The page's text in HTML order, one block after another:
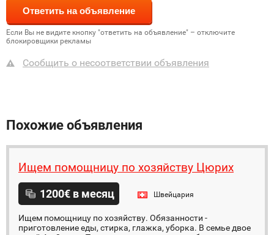
Если Вы не видите кнопку "ответить на объявление" – отключите
блокировщики рекламы
Сообщить о несоответствии объявления
Похожие объявления
Ищем помощницу по хозяйству Цюрих
1200€ в месяц Швейцария
Ищем помощницу по хозяйству. Обязанности -
приготовление еды, стирка, глажка, уборка. В семье двое